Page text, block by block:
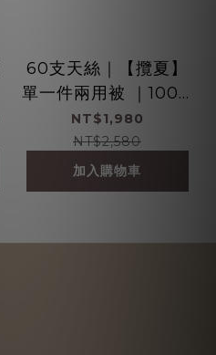
60支天絲｜【攬夏】
單一件兩用被 ｜100%
萊賽爾纖維
NT$1,980
NT$2,580
加入購物車